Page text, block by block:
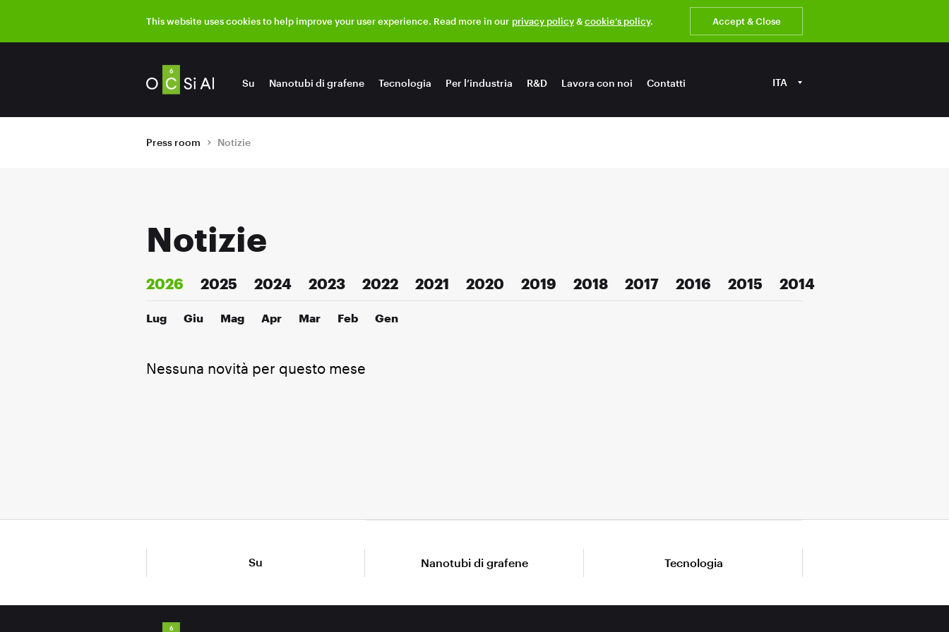
This website uses cookies to help improve your user experience. Read more in our privacy policy&cookie’s policy. Accept & Close
Su Nanotubi di grafene Tecnologia Per l’industria R&D Lavora con noi Contatti ITA
Press room Notizie
Notizie
2026 2025 2024 2023 2022 2021 2020 2019 2018 2017 2016 2015 2014
Lug Giu Mag Apr Mar Feb Gen
Nessuna novità per questo mese
Su Nanotubi di grafene Tecnologia